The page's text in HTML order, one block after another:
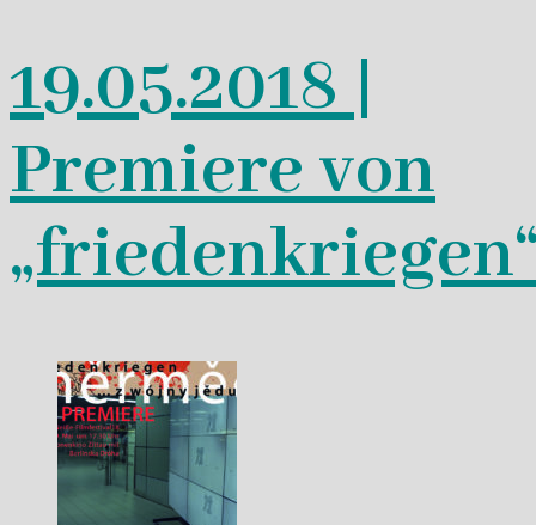
19.05.2018 |
Premiere von